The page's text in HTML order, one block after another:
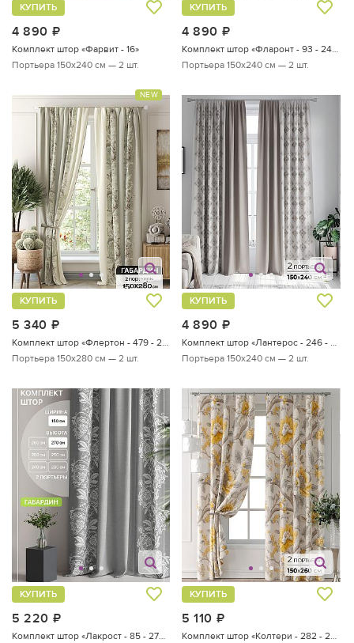
4 890
КУПИТЬ
Комплект штор «Фарвит - 16»
Портьера 150х240 см — 2 шт.
4 890
КУПИТЬ
Комплект штор «Фларонт - 93 - 240 см»
Портьера 150х240 см — 2 шт.
NEW
5 340
КУПИТЬ
Комплект штор «Флертон - 479 - 280 см»
Портьера 150х280 см — 2 шт.
4 890
КУПИТЬ
Комплект штор «Лантерос - 246 - 240 см»
Портьера 150х240 см — 2 шт.
5 220
КУПИТЬ
Комплект штор «Лакрост - 85 - 270 см»
5 110
КУПИТЬ
Комплект штор «Колтери - 282 - 260 см»